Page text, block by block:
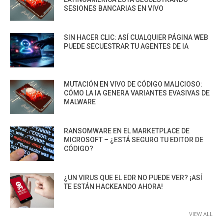
SESIONES BANCARIAS EN VIVO
SIN HACER CLIC: ASÍ CUALQUIER PÁGINA WEB
PUEDE SECUESTRAR TU AGENTES DE IA
MUTACIÓN EN VIVO DE CÓDIGO MALICIOSO:
CÓMO LA IA GENERA VARIANTES EVASIVAS DE
MALWARE
RANSOMWARE EN EL MARKETPLACE DE
MICROSOFT – ¿ESTÁ SEGURO TU EDITOR DE
CÓDIGO?
¿UN VIRUS QUE EL EDR NO PUEDE VER? ¡ASÍ
TE ESTÁN HACKEANDO AHORA!
VIEW ALL